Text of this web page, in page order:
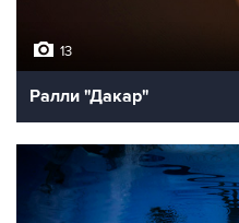
13
Ралли "Дакар"